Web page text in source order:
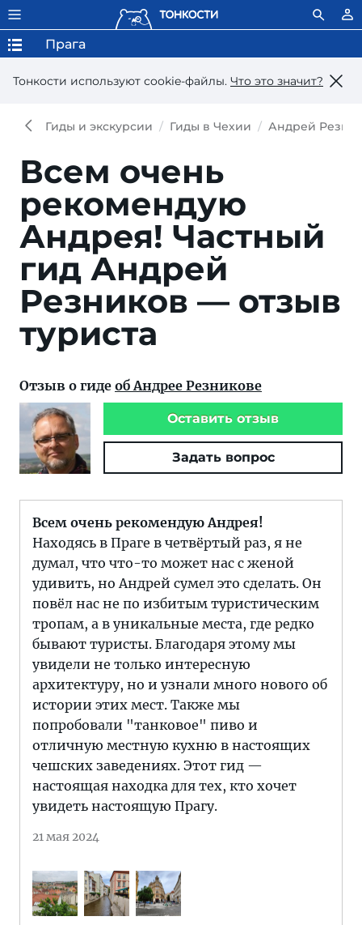
Тонкости используют сookie-файлы. Что это значит?
Прага
Гиды и экскурсии Гиды в Чехии Андрей
Всем очень
рекомендую
Андрея! Частный
гид Андрей
Резников — отзыв
туриста
Отзыв о гиде об Андрее Резникове
Оставить отзыв
Задать вопрос
Всем очень рекомендую Андрея!
Находясь в Праге в четвёртый раз, я не
думал, что что-то может нас с женой
удивить, но Андрей сумел это сделать. Он
повёл нас не по избитым туристическим
тропам, а в уникальные места, где редко
бывают туристы. Благодаря этому мы
увидели не только интересную
архитектуру, но и узнали много нового об
истории этих мест. Также мы
попробовали "танковое" пиво и
отличную местную кухню в настоящих
чешских заведениях. Этот гид —
настоящая находка для тех, кто хочет
увидеть настоящую Прагу.
21 мая 2024